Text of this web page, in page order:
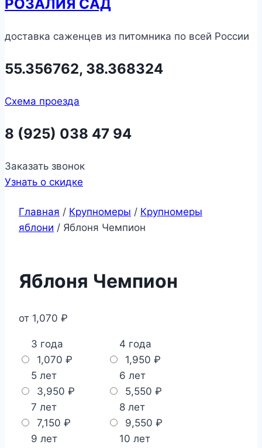
РОЗАЛИЯ САД
доставка саженцев из питомника по всей России
55.356762, 38.368324
Схема проезда
8 (925) 038 47 94
Заказать звонок
Узнать о скидке
Главная / Крупномеры / Крупномеры
яблони / Яблоня Чемпион
Яблоня Чемпион
от 1,070 ₽
3 года
1,070 ₽
4 года
1,950 ₽
5 лет
3,950 ₽
6 лет
5,550 ₽
7 лет
7,150 ₽
8 лет
9,550 ₽
9 лет
10 лет